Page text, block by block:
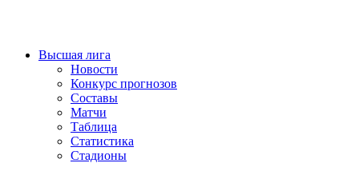
Высшая лига
Новости
Конкурс прогнозов
Составы
Матчи
Таблица
Статистика
Стадионы